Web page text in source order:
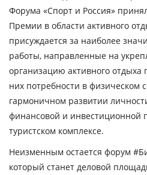
Форума «Спорт и Россия»
Премии в области активного
присуждается за наиболее
работы, направленные на
организацию активного
них потребности в физическом
гармоничном развитии
финансовой и инвестиционной
туристском комплексе.
Неизменным остается форум
который станет деловой